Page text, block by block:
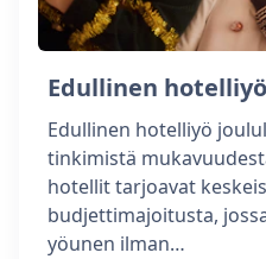
Edullinen
Edullinen hotelliyö
tinkimistä
hotellit tarjoavat
budjettimajoitusta,
yöunen ilman…